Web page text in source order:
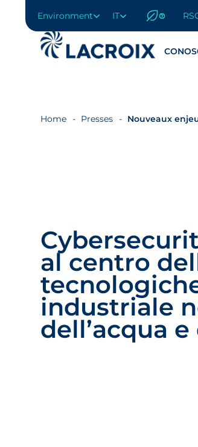
contenuto
Environment IT
Home Presses Nouveaux
al centro
industriale
dell’acqua